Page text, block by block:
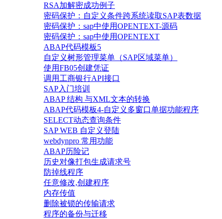
RSA加解密成功例子
密码保护：自定义条件跨系统读取SAP表数据
密码保护：sap中使用OPENTEXT-源码
密码保护：sap中使用OPENTEXT
ABAP代码模板5
自定义树形管理菜单（SAP区域菜单）
使用FB05创建凭证
调用工商银行API接口
SAP入门培训
ABAP 结构 与XML文本的转换
ABAP代码模板4-自定义多窗口单据功能程序
SELECT动态查询条件
SAP WEB 自定义登陆
webdynpro 常用功能
ABAP历险记
历史对像打包生成请求号
防掉线程序
任意修改,创建程序
内存传值
删除被锁的传输请求
程序的备份与迁移